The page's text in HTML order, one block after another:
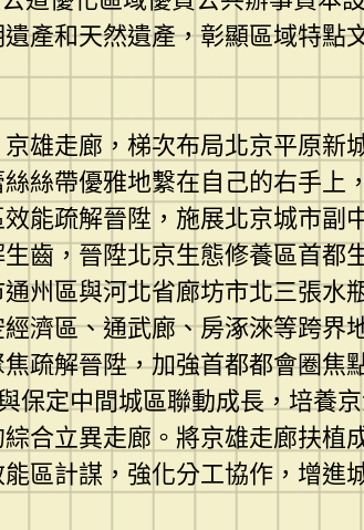
產和天然遺產，彰顯區域特點
雄走廊，梯次布局北京平原
絲帶優雅地繫在自己的右手
能疏解晉陞，施展北京城市副
齒，晉陞北京生態修養區首
州區與河北省廊坊市北三張
濟區、通武廊、房涿淶等跨界
疏解晉陞，加強首都都會圈
保定中間城區聯動成長，培養
合立異走廊。將京雄走廊扶植
區計謀，強化分工協作，增進